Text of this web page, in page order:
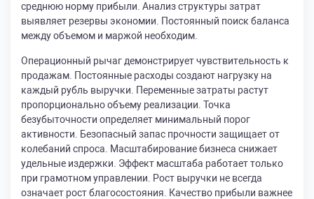
среднюю норму прибыли. Анализ структуры затрат
выявляет резервы экономии. Постоянный поиск баланса
между объемом и маржой необходим.
Операционный рычаг демонстрирует чувствительность к
продажам. Постоянные расходы создают нагрузку на
каждый рубль выручки. Переменные затраты растут
пропорционально объему реализации. Точка
безубыточности определяет минимальный порог
активности. Безопасный запас прочности защищает от
колебаний спроса. Масштабирование бизнеса снижает
удельные издержки. Эффект масштаба работает только
при грамотном управлении. Рост выручки не всегда
означает рост благосостояния. Качество прибыли важнее